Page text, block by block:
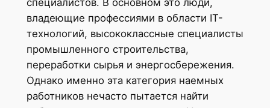
специалистов. В основном это люди,
владеющие профессиями в области IT-
технологий, высококлассные специалисты
промышленного строительства,
переработки сырья и энергосбережения.
Однако именно эта категория наемных
работников нечасто пытается найти